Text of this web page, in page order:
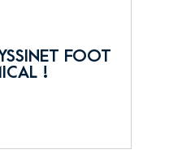
FOOT
!